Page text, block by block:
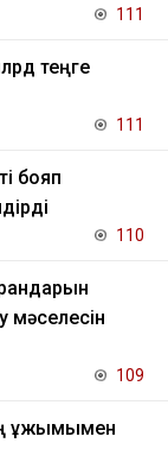
111
теңге
111
бояп
110
мәселесін
109
ұжымымен